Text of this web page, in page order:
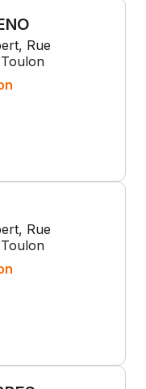
Rue
Rue